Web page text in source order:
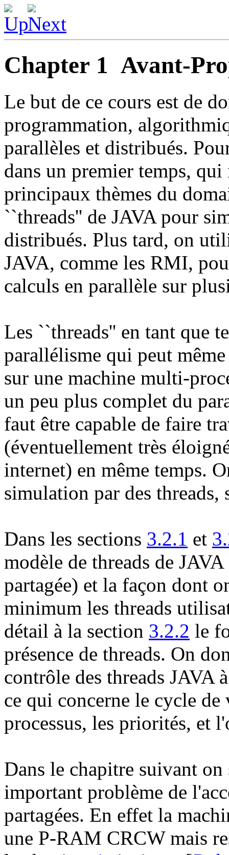
Chapter 1 Avant-
Le but de ce cours est de
programmation,
parallèles et distribués.
dans un premier temps,
principaux thèmes du
``threads'' de JAVA pour
distribués. Plus tard, on
JAVA, comme les RMI,
calculs en parallèle sur
Les ``threads'' en tant que
parallélisme qui peut
sur une machine multi-
un peu plus complet du
faut être capable de faire
(éventuellement très
internet) en même temps.
simulation par des
Dans les sections 3.2.1 et
modèle de threads de
partagée) et la façon dont
minimum les threads
détail à la section 3.2.2 le
présence de threads. On
contrôle des threads JAVA
ce qui concerne le cycle de
processus, les priorités, et
Dans le chapitre suivant on
important problème de
partagées. En effet la
une P-RAM CRCW mais